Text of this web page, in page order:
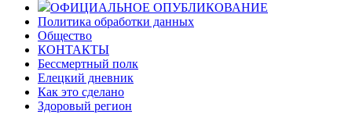
ОФИЦИАЛЬНОЕ ОПУБЛИКОВАНИЕ
Политика обработки данных
Общество
КОНТАКТЫ
Бессмертный полк
Елецкий дневник
Как это сделано
Здоровый регион